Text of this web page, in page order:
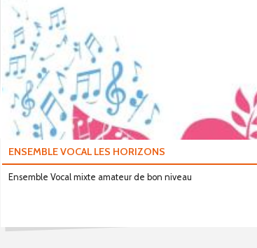
ENSEMBLE VOCAL LES HORIZONS
Ensemble Vocal mixte amateur de bon niveau